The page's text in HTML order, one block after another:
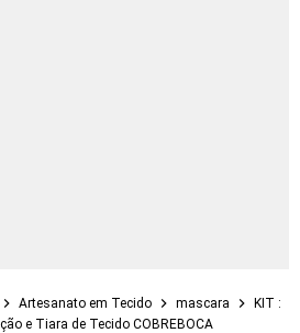
Artesanato em Tecido mascara
KIT :
e Tiara de Tecido COBREBOCA